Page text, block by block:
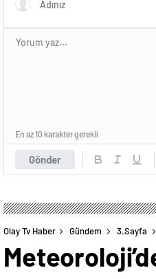
Gönder
En az 10 karakter gerekli
Olay Tv Haber Gündem 3.Sayfa